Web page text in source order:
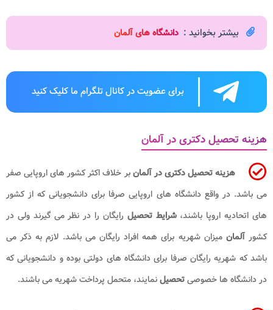
بیشتر بخوانید : دانشگاه های آلمان
برای عضویت در کانال تلگرام ما کلیک کنید
هزینه تحصیل دکتری در آلمان
هزینه تحصیل دکتری در آلمانبر خلاف اکثر کشور های اروپایی صفر
می باشد. در واقع دانشگاه های اروپایی صرفا برای دانشجویانی که از کشور
های اتحادیه اروپا باشند،شرایط تحصیل رایگان را در نظر می گیرند ولی در
کشورآلمانمیزان شهریه برای همه افراد رایگان می باشد. لازم به ذکر می
باشد که شهریه رایگان صرفا برای دانشگاه های دولتی بوده و دانشجویانی که
در دانشگاه ها خصوصیتحصیلنمایند، متحمل پرداخت شهریه می باشند.